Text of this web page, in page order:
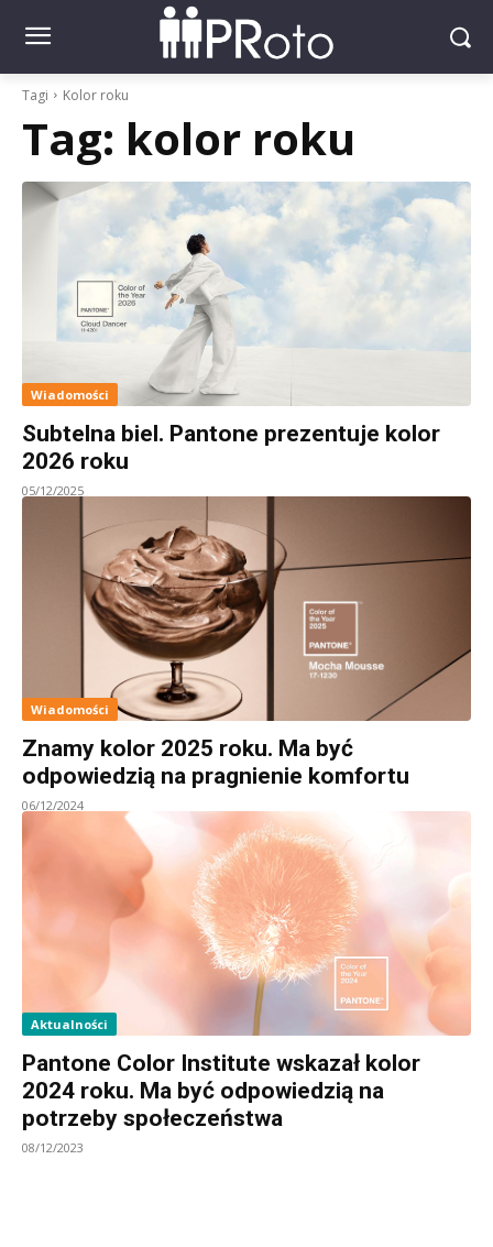
Tagi Kolor roku
Tag: kolor roku
Wiadomości
Subtelna biel. Pantone prezentuje kolor
2026 roku
05/12/2025
Wiadomości
Znamy kolor 2025 roku. Ma być
odpowiedzią na pragnienie komfortu
06/12/2024
Aktualności
Pantone Color Institute wskazał kolor
2024 roku. Ma być odpowiedzią na
potrzeby społeczeństwa
08/12/2023